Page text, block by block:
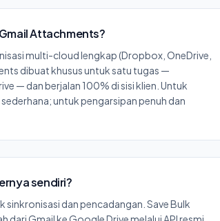
Attachments?
multi-cloud lengkap (Dropbox, OneDrive,
dibuat khusus untuk satu tugas —
— dan berjalan 100% di sisi klien. Untuk
untuk pengarsipan penuh dan
sendiri?
dan pencadangan. Save Bulk